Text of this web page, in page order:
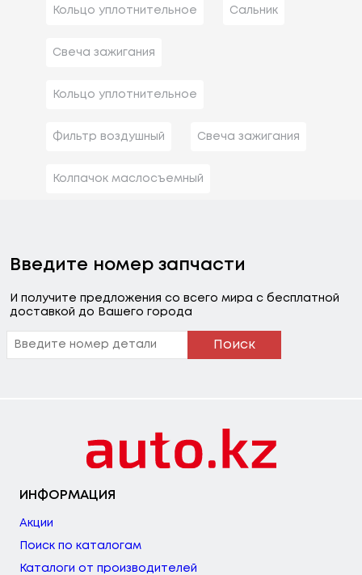
Кольцо уплотнительное Сальник
Свеча зажигания
Кольцо уплотнительное
Фильтр воздушный Свеча зажигания
Колпачок маслосъемный
Введите номер запчасти
И получите предложения со всего мира с бесплатной
доставкой до Вашего города
Поиск
ИНФОРМАЦИЯ
Акции
Поиск по каталогам
Каталоги от производителей